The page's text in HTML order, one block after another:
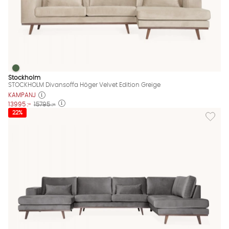
STOCKHOLM Divansoffa Höger Velvet Edition Greige Finns
STOCKHOLM Divansoffa Höger Velvet Edition Greige
Stockholm
STOCKHOLM Divansoffa Höger Velvet Edition Greige
KAMPANJ
13995 :- 15795 :-
Lägg
22%